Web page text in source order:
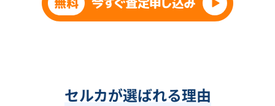
セルカが選ばれる理由